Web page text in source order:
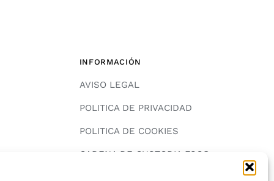
INFORMACIÓN
AVISO LEGAL
POLITICA DE PRIVACIDAD
POLITICA DE COOKIES
CADENA DE CUSTODIA FSC®